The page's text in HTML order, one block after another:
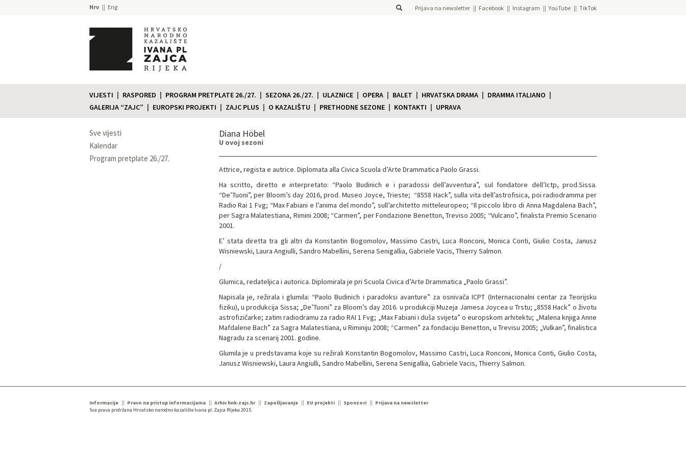
Hrv Eng Prijava na newsletter Facebook Instagram YouTube TikTok
VIJESTI RASPORED PROGRAM PRETPLATE 26./27. SEZONA 26./27. ULAZNICE OPERA BALET HRVATSKA DRAMA
DRAMMA ITALIANO
GALERIJA “ZAJC”
EUROPSKI PROJEKTI ZAJC PLUS O KAZALIŠTU PRETHODNE SEZONE KONTAKTI UPRAVA
Sve vijesti
Kalendar
Program pretplate 26./27.
Diana Höbel
U ovoj sezoni
Attrice, regista e autrice. Diplomata alla Civica Scuola d’Arte Drammatica Paolo Grassi.
Ha scritto, diretto e interpretato: “Paolo Budinich e i paradossi dell’avventura”, sul fondatore dell’Ictp, prod.Sissa.
“De’Tuoni”, per Bloom’s day 2016, prod. Museo Joyce, Trieste; “8558 Hack”, sulla vita dell’astrofisica, poi radiodramma per
Radio Rai 1 Fvg; “Max Fabiani e l’anima del mondo”, sull’architetto mitteleuropeo; “Il piccolo libro di Anna Magdalena Bach”,
per Sagra Malatestiana, Rimini 2008; “Carmen”, per Fondazione Benetton, Treviso 2005; “Vulcano”, finalista Premio Scenario
2001.
E’ stata diretta tra gli altri da Konstantin Bogomolov, Massimo Castri, Luca Ronconi, Monica Conti, Giulio Costa, Janusz
Wisniewski, Laura Angiulli, Sandro Mabellini, Serena Senigallia, Gabriele Vacis, Thierry Salmon.
/
Glumica, redateljica i autorica. Diplomirala je pri Scuola Civica d’Arte Drammatica „Paolo Grassi”.
Napisala je, režirala i glumila: “Paolo Budinich i paradoksi avanture” za osnivača ICPT (Internacionalni centar za Teorijsku
fiziku), u produkcija Sissa; „De’Tuoni” za Bloom’s day 2016. u produkciji Muzeja Jamesa Joycea u Trstu; „8558 Hack” o životu
astrofizičarke; zatim radiodramu za radio RAI 1 Fvg; „Max Fabiani i duša svijeta” o europskom arhitektu; „Malena knjiga Anne
Mafdalene Bach” za Sagra Malatestiana, u Riminiju 2008; “Carmen” za fondaciju Benetton, u Trevisu 2005; „Vulkan”, finalistica
Nagradu za scenarij 2001. godine.
Glumila je u predstavama koje su režirali Konstantin Bogomolov, Massimo Castri, Luca Ronconi, Monica Conti, Giulio Costa,
Janusz Wisniewski, Laura Angiulli, Sandro Mabellini, Serena Senigallia, Gabriele Vacis, Thierry Salmon.
Informacije Pravo na pristup informacijama Arhiv hnk-zajc.hr Zapošljavanje EU projekti Sponzori
Prijava na newsletter
Sva prava pridržana Hrvatsko narodno kazalište Ivana pl. Zajca Rijeka 2015.